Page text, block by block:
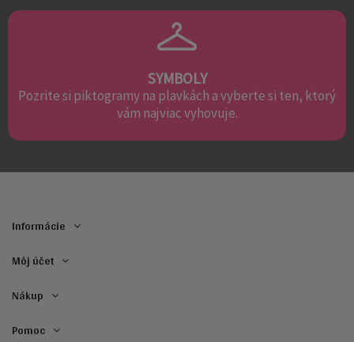
SYMBOLY
Pozrite si piktogramy na plavkách a vyberte si ten, ktorý
vám najviac vyhovuje.
Informácie
Môj účet
Nákup
Pomoc